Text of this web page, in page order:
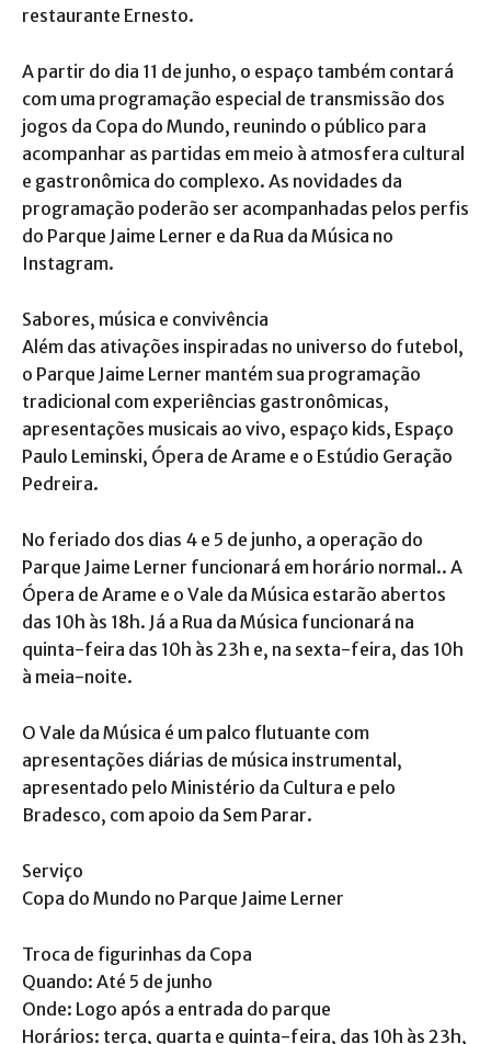
restaurante Ernesto.
A partir do dia 11 de junho, o espaço também contará
com uma programação especial de transmissão dos
jogos da Copa do Mundo, reunindo o público para
acompanhar as partidas em meio à atmosfera cultural
e gastronômica do complexo. As novidades da
programação poderão ser acompanhadas pelos perfis
do Parque Jaime Lerner e da Rua da Música no
Instagram.
Sabores, música e convivência
Além das ativações inspiradas no universo do futebol,
o Parque Jaime Lerner mantém sua programação
tradicional com experiências gastronômicas,
apresentações musicais ao vivo, espaço kids, Espaço
Paulo Leminski, Ópera de Arame e o Estúdio Geração
Pedreira.
No feriado dos dias 4 e 5 de junho, a operação do
Parque Jaime Lerner funcionará em horário normal.. A
Ópera de Arame e o Vale da Música estarão abertos
das 10h às 18h. Já a Rua da Música funcionará na
quinta-feira das 10h às 23h e, na sexta-feira, das 10h
à meia-noite.
O Vale da Música é um palco flutuante com
apresentações diárias de música instrumental,
apresentado pelo Ministério da Cultura e pelo
Bradesco, com apoio da Sem Parar.
Serviço
Copa do Mundo no Parque Jaime Lerner
Troca de figurinhas da Copa
Quando: Até 5 de junho
Onde: Logo após a entrada do parque
Horários: terça, quarta e quinta-feira, das 10h às 23h,